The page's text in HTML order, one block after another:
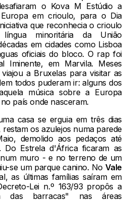
o Kova M Estúdio a
em crioulo, para o Dia
que reconhecia o crioulo
língua minoritária da União
em cidades como Lisboa
oficiais do bloco. O rap foi
Iminente, em Marvila. Meses
a Bruxelas para visitar as
todos puderam ir: alguns dos
música sobre a Europa
país onde nasceram.
casa se erguia em três dias
os azulejos numa parede
demolido aos pedaços até
Do Estrela d'África ficaram as
muro - e no terreno de um
se um parque canino. No Vale
as últimas famílias saíram em
Lei n.º 163/93 propôs a
das barracas" nas áreas